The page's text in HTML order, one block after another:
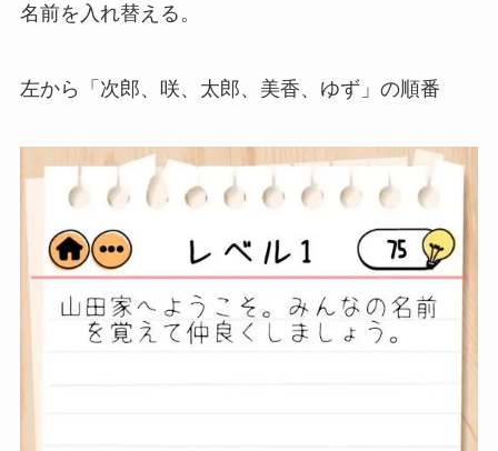
名前を入れ替える。
左から「次郎、咲、太郎、美香、ゆず」の順番